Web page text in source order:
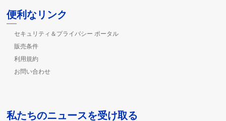
便利なリンク
セキュリティ＆プライバシー ポータル
販売条件
利用規約
お問い合わせ
私たちのニュースを受け取る